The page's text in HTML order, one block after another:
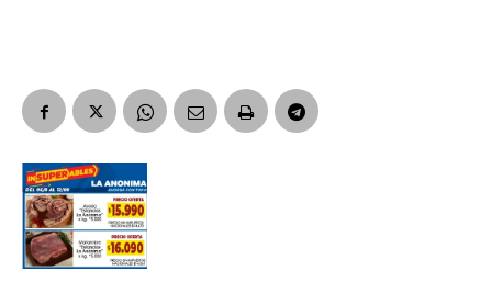
Número de teléfono